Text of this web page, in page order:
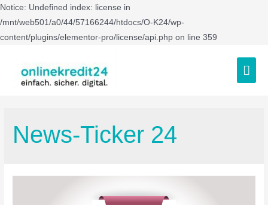
Notice: Undefined index: license in
/mnt/web501/a0/44/57166244/htdocs/O-K24/wp-
content/plugins/elementor-pro/license/api.php on line 359
News-Ticker 24